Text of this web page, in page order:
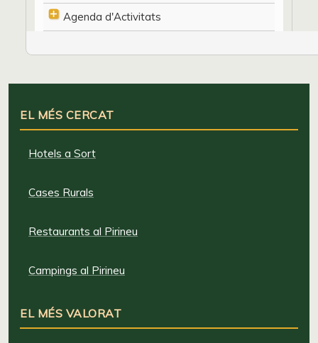
Agenda d'Activitats
EL MÉS CERCAT
Hotels a Sort
Cases Rurals
Restaurants al Pirineu
Campings al Pirineu
EL MÉS VALORAT